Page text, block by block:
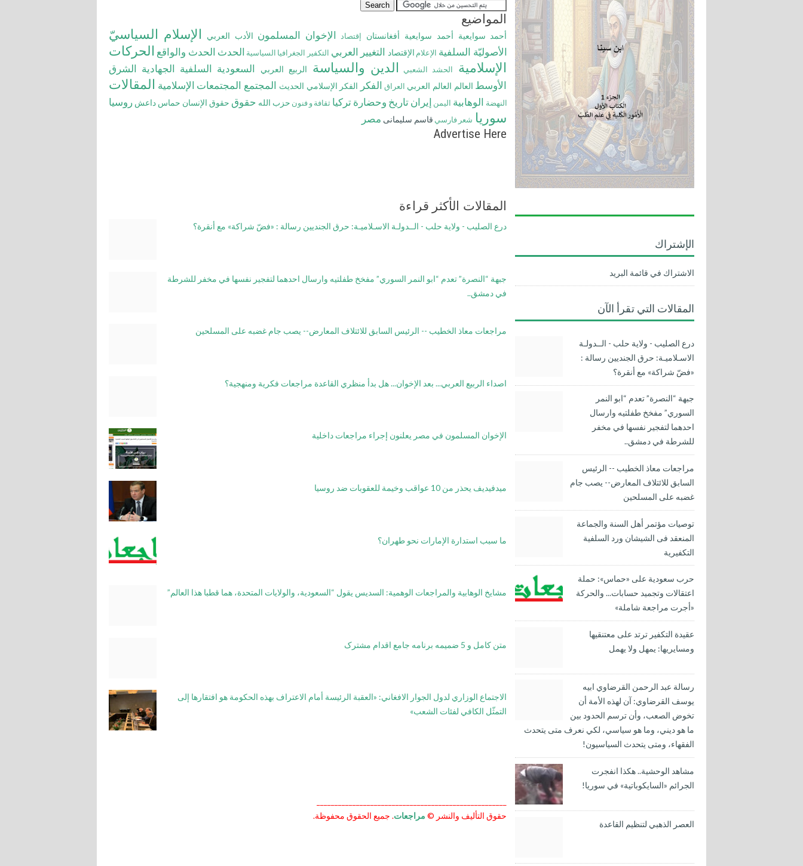
المواضيع
أحمد سوايعية أحمد سوايعية أفغانستان إقتصاد الإخوان المسلمون الأدب العربي الإسلام السياسيّ
الأصوليّة السلفية الإعلام الإقتصاد التغيير العربي التكفير الجغرافيا السياسية الحدث الحدث والواقع الحركات
الإسلامية
الحشد الشعبي الدين والسياسة الربيع العربي السعودية السلفية الجهادية الشرق
الأوسط العالم العالم العربي العراق الفكر الفكر الإسلامي الحديث المجتمع المجتمعات الإسلامية المقالات
النهضة الوهابية اليمن إيرانتاريخ وحضارةتركيا ثقافة و فنون حزب الله حقوق حقوق الإنسان حماس داعش روسيا
سوريا شعر فارسي قاسم سلیمانی مصر
Advertise Here
المقالات الأكثر قراءة
درع الصليب - ولاية حلب - الــدولـة الاسـلاميـة: حرق الجنديين رسالة : «فضّ شراكة» مع أنقرة؟
جبهة “النصرة” تعدم “ابو النمر السوري” مفخخ طفلتيه وارسال احدهما لتفجير نفسها في مخفر للشرطة
في دمشق..
مراجعات معاذ الخطيب -- الرئيس السابق للائتلاف المعارض-- يصب جام غضبه على المسلحين
اصداء الربيع العربي... بعد الإخوان... هل بدأ منظري القاعدة مراجعات فكرية ومنهجية؟
الإخوان المسلمون في مصر يعلنون إجراء مراجعات داخلية
ميدفيديف يحذر من 10 عواقب وخيمة للعقوبات ضد روسيا
ما سبب استدارة الإمارات نحو طهران؟
مشايخ الوهابية والمراجعات الوهمية: السديس يقول “السعودية، والولايات المتحدة، هما قطبا هذا العالم”
متن کامل و 5 ضمیمه برنامه جامع اقدام مشترک
الاجتماع الوزاري لدول الجوار الافغاني: «العقبة الرئيسة أمام الاعتراف بهذه الحكومة هو افتقارها إلى
التمثّل الكافي لفئات الشعب»
حقوق التأليف والنشر © مراجعات. جميع الحقوق محفوظة.
الإشتراك
الاشتراك في قائمة البريد
المقالات التي تقرأ الآن
درع الصليب - ولاية حلب - الــدولـة
الاسـلاميـة: حرق الجنديين رسالة :
«فضّ شراكة» مع أنقرة؟
جبهة “النصرة” تعدم “ابو النمر
السوري” مفخخ طفلتيه وارسال
احدهما لتفجير نفسها في مخفر
للشرطة في دمشق..
مراجعات معاذ الخطيب -- الرئيس
السابق للائتلاف المعارض-- يصب جام
غضبه على المسلحين
توصيات مؤتمر أهل السنة والجماعة
المنعقد فى الشيشان ورد السلفية
التكفيرية
حرب سعودية على «حماس»: حملة
اعتقالات وتجميد حسابات... والحركة
«أجرت مراجعة شاملة»
عقيدة التكفير ترتد على معتنقيها
ومسايريها: يمهل ولا يهمل
رسالة عبد الرحمن القرضاوي ابيه
يوسف القرضاوي: آن لهذه الأمة أن
تخوض الصعب، وأن ترسم الحدود بين
ما هو ديني، وما هو سياسي، لكي نعرف متى يتحدث
الفقهاء، ومتى يتحدث السياسيون!
مشاهد الوحشية.. هكذا انفجرت
الجرائم «السايكوباتية» في سوريا!
العصر الذهبي لتنظيم القاعدة